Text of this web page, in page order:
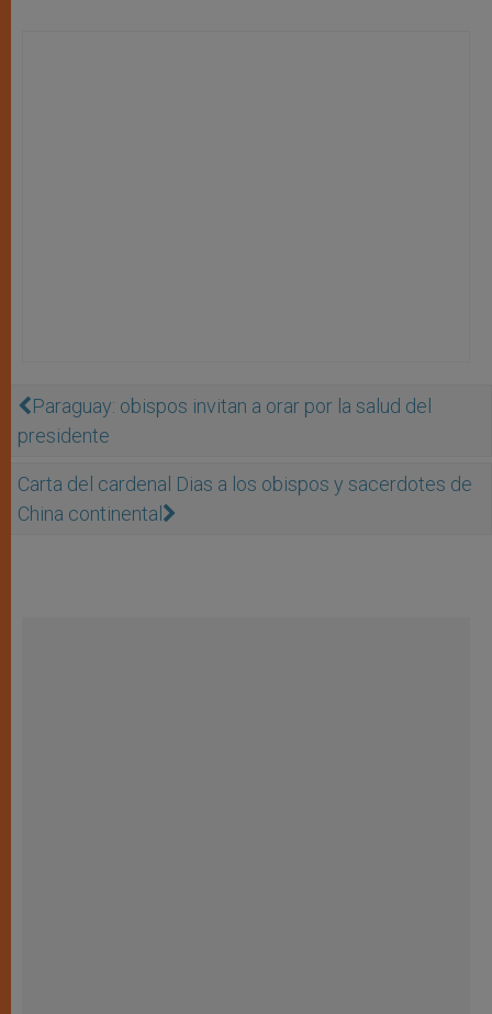
Paraguay: obispos invitan a orar por la salud del
presidente
Carta del cardenal Dias a los obispos y sacerdotes de
China continental